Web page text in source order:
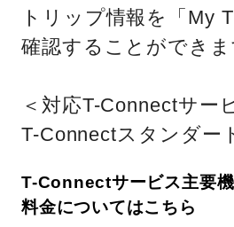
トリップ情報を「My
確認することができま
＜対応T-Connectサー
T-Connectスタンダー
T-Connectサービス主要
料金についてはこちら